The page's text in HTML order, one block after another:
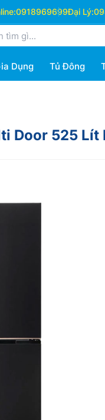
0918969699Đại Lý:
Dụng Tủ Đông
Door 525 Lít